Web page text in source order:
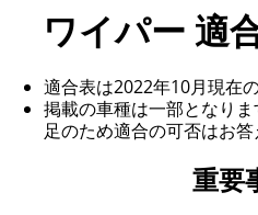
ワイパー 適
適合表は2022年10月現在の
掲載の車種は一部となり
足のため適合の可否はお答
重要